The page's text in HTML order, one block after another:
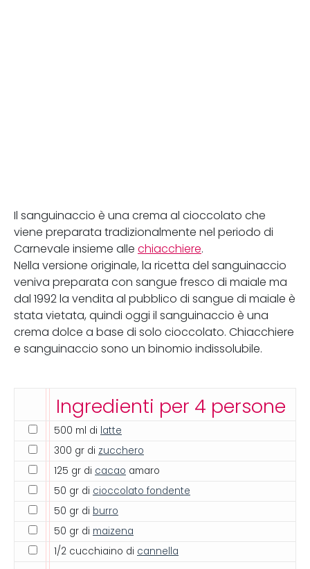
Il sanguinaccio è una crema al cioccolato che
viene preparata tradizionalmente nel periodo di
Carnevale insieme alle chiacchiere.
Nella versione originale, la ricetta del sanguinaccio
veniva preparata con sangue fresco di maiale ma
dal 1992 la vendita al pubblico di sangue di maiale è
stata vietata, quindi oggi il sanguinaccio è una
crema dolce a base di solo cioccolato. Chiacchiere
e sanguinaccio sono un binomio indissolubile.
Ingredienti per 4 persone
500 ml di latte
300 gr di zucchero
125 gr di cacao amaro
50 gr di cioccolato fondente
50 gr di burro
50 gr di maizena
1/2 cucchiaino di cannella